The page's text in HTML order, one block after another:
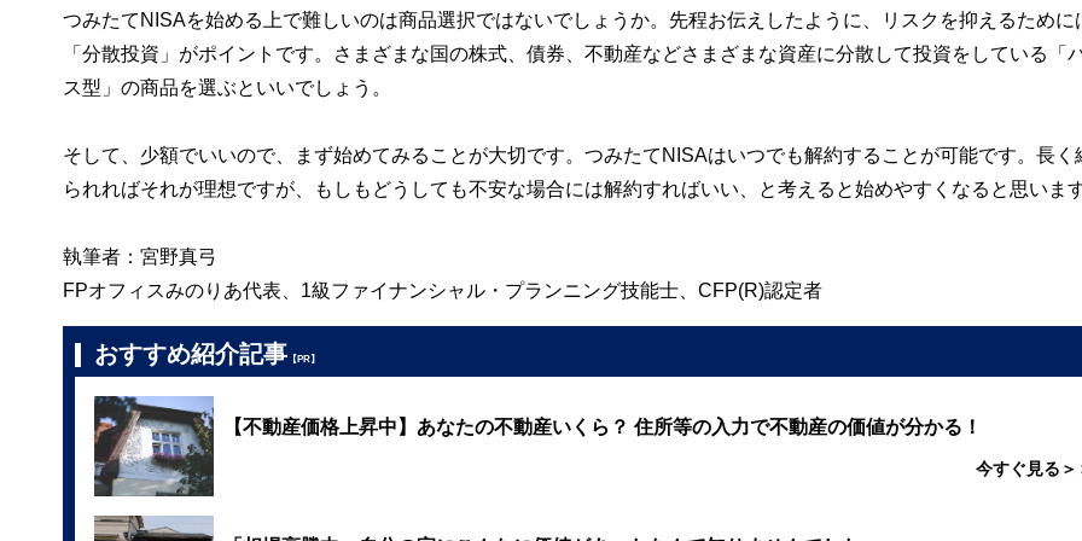
つみたてNISAを始める上で難しいのは商品選択ではないでしょうか。先程お伝えしたように、リスクを抑えるために
「分散投資」がポイントです。さまざまな国の株式、債券、不動産などさまざまな資産に分散して投資をしている「
ス型」の商品を選ぶといいでしょう。
そして、少額でいいので、まず始めてみることが大切です。つみたてNISAはいつでも解約することが可能です。長く
られればそれが理想ですが、もしもどうしても不安な場合には解約すればいい、と考えると始めやすくなると思います
執筆者：宮野真弓
FPオフィスみのりあ代表、1級ファイナンシャル・プランニング技能士、CFP(R)認定者
おすすめ紹介記事 【PR】
【不動産価格上昇中】あなたの不動産いくら？ 住所等の入力で不動産の価値が分かる！
今すぐ見る＞